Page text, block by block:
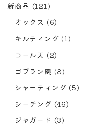
新商品 (121)
オックス (6)
キルティング (1)
コール天 (2)
ゴブラン織 (8)
シャーティング (5)
シーチング (46)
ジャガード (3)